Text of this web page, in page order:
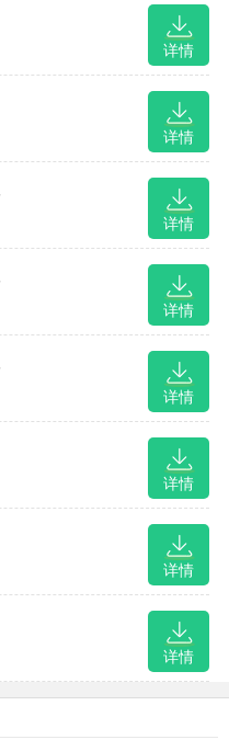
详情
详情
详情
详情
详情
详情
详情
详情